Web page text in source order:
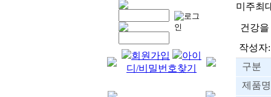
회원가입
아이
디/비밀번호찾기
미주최
건강을
작성자:
구분
제품명